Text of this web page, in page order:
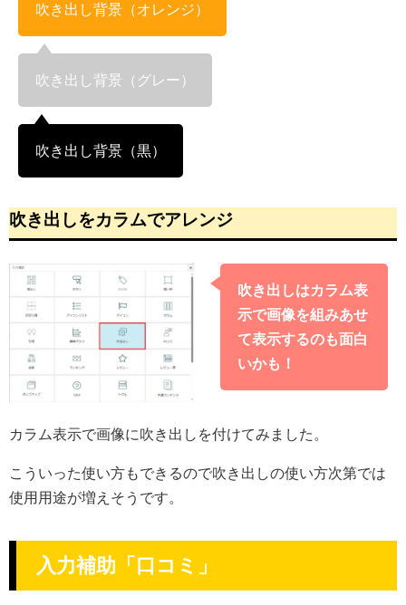
吹き出し背景（オレンジ）
吹き出し背景（グレー）
吹き出し背景（黒）
吹き出しをカラムでアレンジ
吹き出しはカラム表
示で画像を組みあせ
て表示するのも面白
いかも！
カラム表示で画像に吹き出しを付けてみました。
こういった使い方もできるので吹き出しの使い方次第では
使用用途が増えそうです。
入力補助「口コミ」